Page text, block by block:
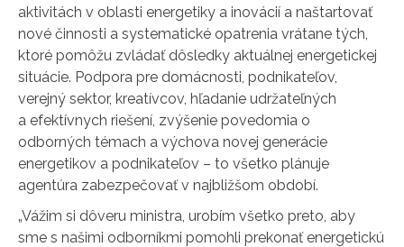
aktivitách v oblasti energetiky a inovácií a naštartovať
nové činnosti a systematické opatrenia vrátane tých,
ktoré pomôžu zvládať dôsledky aktuálnej energetickej
situácie. Podpora pre domácnosti, podnikateľov,
verejný sektor, kreatívcov, hľadanie udržateľných
a efektívnych riešení, zvýšenie povedomia o
odborných témach a výchova novej generácie
energetikov a podnikateľov – to všetko plánuje
agentúra zabezpečovať v najbližšom období.
„Vážim si dôveru ministra, urobím všetko preto, aby
sme s našimi odborníkmi pomohli prekonať energetickú